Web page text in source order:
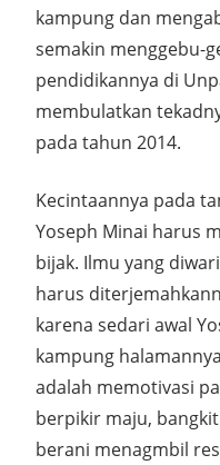
kampung dan
semakin menggebu-
pendidikannya di
membulatkan
pada tahun 2014.
Kecintaannya pada
Yoseph Minai harus
bijak. Ilmu yang
harus
karena sedari awal
kampung
adalah memotivasi
berpikir maju,
berani menagmbil